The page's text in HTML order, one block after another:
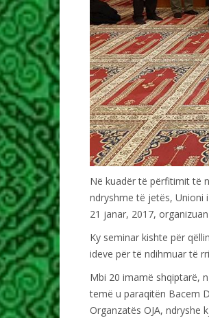
Në kuadër të përfitimit të
ndryshme të jetës, Unioni
21 janar, 2017,
Ky seminar kishte për
ideve për të ndihmuar të
Mbi 20 imamë shqiptarë,
temë u paraqitën Bacem
Organzatës OJA,